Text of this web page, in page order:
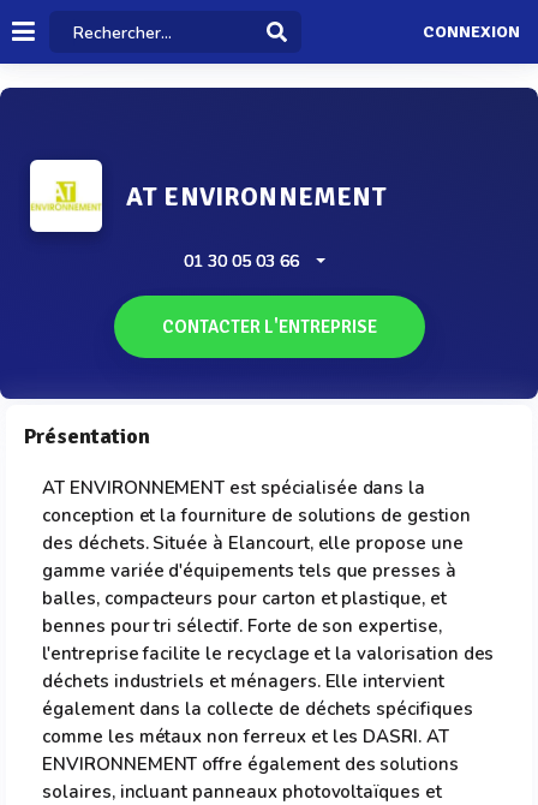
CONNEXION
AT ENVIRONNEMENT
01 30 05 03 66
CONTACTER L'ENTREPRISE
Présentation
AT ENVIRONNEMENT est spécialisée dans la
conception et la fourniture de solutions de gestion
des déchets. Située à Elancourt, elle propose une
gamme variée d'équipements tels que presses à
balles, compacteurs pour carton et plastique, et
bennes pour tri sélectif. Forte de son expertise,
l'entreprise facilite le recyclage et la valorisation des
déchets industriels et ménagers. Elle intervient
également dans la collecte de déchets spécifiques
comme les métaux non ferreux et les DASRI. AT
ENVIRONNEMENT offre également des solutions
solaires, incluant panneaux photovoltaïques et